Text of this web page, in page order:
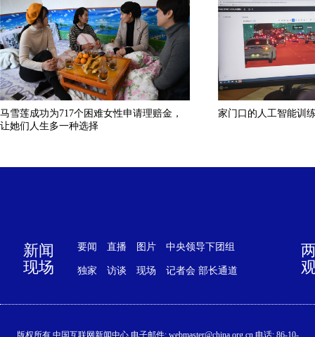
马雪莲成功为717个困难女性申请理赔金，
让她们人生多一种选择
家门口的人工智能训
新闻
现场
要闻 直播 图片 中央领导下团组
独家 访谈 现场 记者会 部长通道
版权所有 中国互联网新闻中心 电子邮件: webmaster@china.org.cn 电话: 86-10-